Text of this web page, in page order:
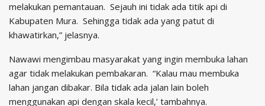
melakukan pemantauan. Sejauh ini tidak ada titik api di
Kabupaten Mura. Sehingga tidak ada yang patut di
khawatirkan,” jelasnya.
Nawawi mengimbau masyarakat yang ingin membuka lahan
agar tidak melakukan pembakaran. “Kalau mau membuka
lahan jangan dibakar. Bila tidak ada jalan lain boleh
menggunakan api dengan skala kecil,’ tambahnya.